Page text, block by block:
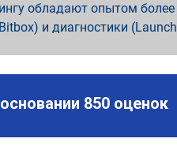
обладают опытом
и диагностики
850 оценок